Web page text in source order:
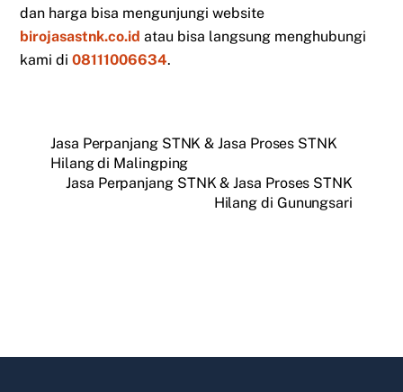
dan harga bisa mengunjungi website
birojasastnk.co.id atau bisa langsung menghubungi
kami di08111006634.
Jasa Perpanjang STNK & Jasa Proses STNK
Hilang di Malingping
Jasa Perpanjang STNK & Jasa Proses STNK
Hilang di Gunungsari